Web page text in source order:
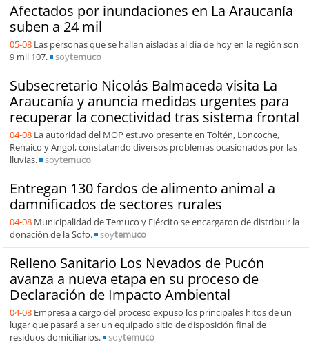
Afectados por inundaciones en La Araucanía
suben a 24 mil
05-08 Las personas que se hallan aisladas al día de hoy en la región son
9 mil 107.
soytemuco
Subsecretario Nicolás Balmaceda visita La
Araucanía y anuncia medidas urgentes para
recuperar la conectividad tras sistema frontal
04-08 La autoridad del MOP estuvo presente en Toltén, Loncoche,
Renaico y Angol, constatando diversos problemas ocasionados por las
lluvias.
soytemuco
Entregan 130 fardos de alimento animal a
damnificados de sectores rurales
04-08 Municipalidad de Temuco y Ejército se encargaron de distribuir la
donación de la Sofo.
soytemuco
Relleno Sanitario Los Nevados de Pucón
avanza a nueva etapa en su proceso de
Declaración de Impacto Ambiental
04-08 Empresa a cargo del proceso expuso los principales hitos de un
lugar que pasará a ser un equipado sitio de disposición final de
residuos domiciliarios.
soytemuco